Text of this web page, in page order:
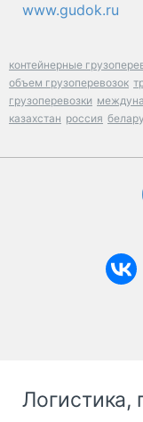
www.gudok.ru
контейнерные
объем грузоперевозок
грузоперевозки
казахстан россия
Логистика,